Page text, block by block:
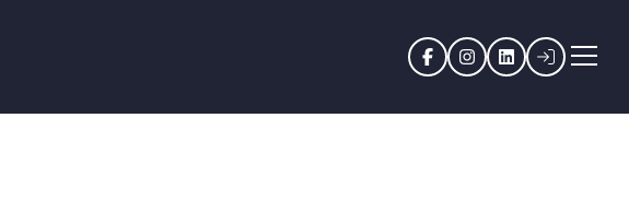
Facebook
Instagram
LinkedIn